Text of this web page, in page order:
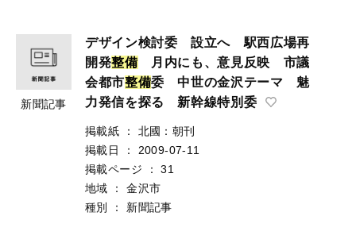
新聞記事
デザイン検討委 設立へ 駅西広場再
開発整備 月内にも、意見反映 市議
会都市整備委 中世の金沢テーマ 魅
力発信を探る 新幹線特別委
掲載紙 ：
北國：朝刊
掲載日
：
2009-07-11
掲載ページ
：
31
地域
：
金沢市
種別
： 新聞記事